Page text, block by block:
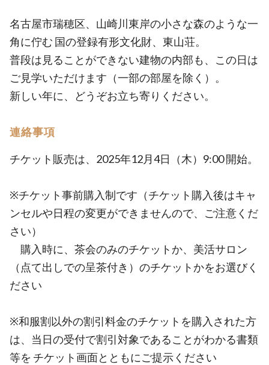
名古屋市瑞穂区、山崎川東岸の小さな森のような一
角に佇む 国の登録有形文化財、東山荘。
普段は見ることができない建物の内部も、この日は
ご見学いただけます（一部の部屋を除く）。
新しい年に、どうぞお立ち寄りください。
連絡事項
チケット販売は、2025年12月4日（木）9:00 開始。
※チケット事前購入制です（チケット購入後はキャ
ンセルや日程の変更ができませんので、ご注意くだ
さい）
購入時に、茶会のみのチケットか、美活サロン
（点て出しでの呈茶付き）のチケットかをお選びく
ださい
※和服割以外の割引料金のチケットを購入された方
は、当日の受付で割引対象であることがわかる書類
等を チケット画面とともにご提示ください